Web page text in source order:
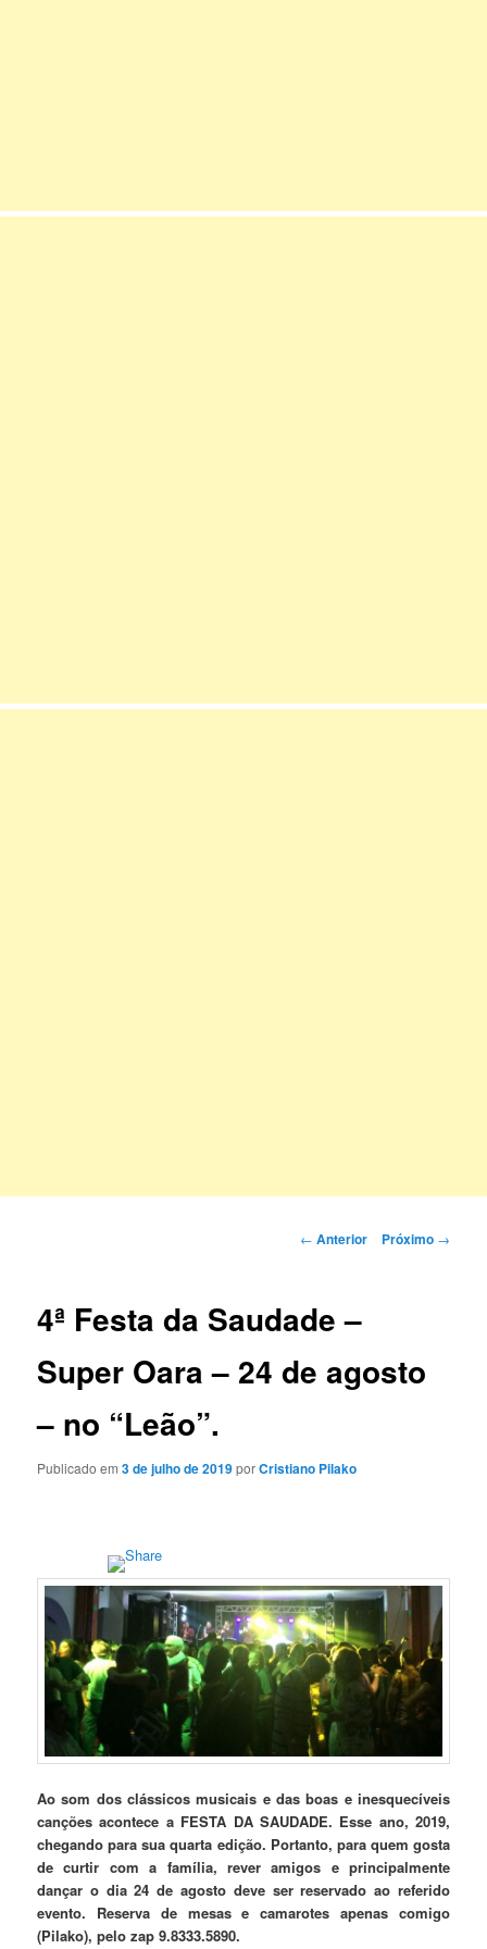
Navegação
← Anterior Próximo →
4ª Festa da Saudade –
Super Oara – 24 de agosto
– no “Leão”.
Publicado em3 de julho de 2019porCristiano Pilako
Ao som dos clássicos musicais e das boas e inesquecíveis
canções acontece a FESTA DA SAUDADE. Esse ano, 2019,
chegando para sua quarta edição. Portanto, para quem gosta
de curtir com a família, rever amigos e principalmente
dançar o dia 24 de agosto deve ser reservado ao referido
evento. Reserva de mesas e camarotes apenas comigo
(Pilako), pelo zap 9.8333.5890.